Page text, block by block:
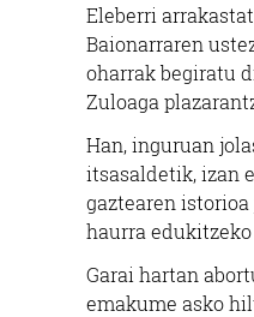
Eleberri
Baionarraren
oharrak begiratu
Zuloaga
Han, inguruan
itsasaldetik, izan
gaztearen
haurra
Garai hartan
emakume asko